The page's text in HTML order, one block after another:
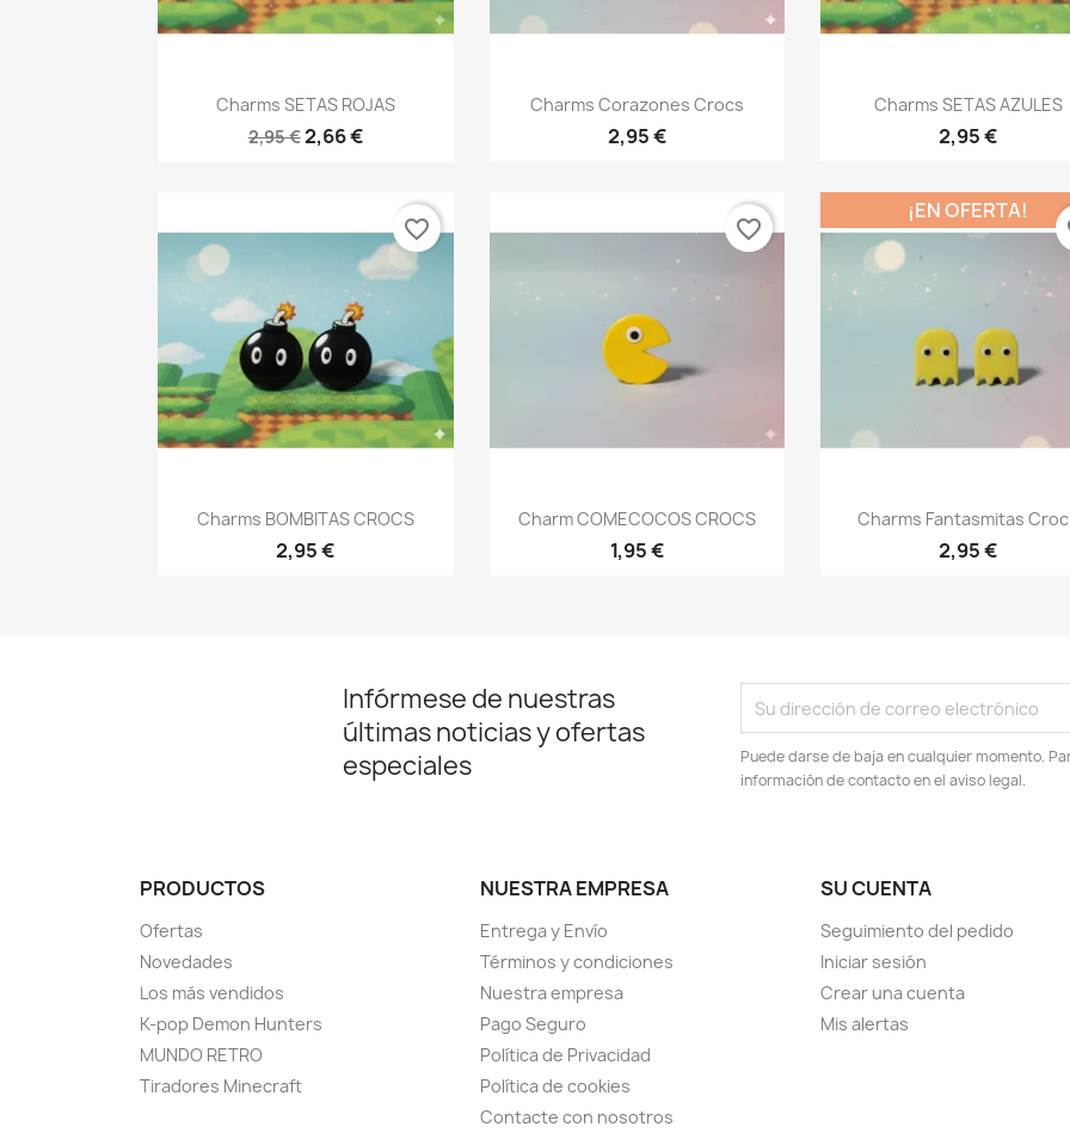
Vista rápida
Charms SETAS ROJAS
2,95 €2,66 €
Vista rápida
Charms Corazones Crocs
2,95 €
Vista rápida
Charms SETAS AZULES
2,95 €
 Vista rápida
Charms BOMBITAS CROCS
2,95 €
favorite_border
Vista rápida
Charm COMECOCOS CROCS
1,95 €
favorite_border
 Vista rápida
Charms Fantasmitas
2,95 €
¡EN OFERTA!
Infórmese de nuestras
últimas noticias y ofertas
especiales
Puede darse de baja en cualquier momento.
información de contacto en el aviso legal.
PRODUCTOS
Ofertas
Novedades
Los más vendidos
K-pop Demon Hunters
MUNDO RETRO
Tiradores Minecraft
NUESTRA EMPRESA
Entrega y Envío
Términos y condiciones
Nuestra empresa
Pago Seguro
Política de Privacidad
Política de cookies
Contacte con nosotros
SU CUENTA
Seguimiento del pedido
Iniciar sesión
Crear una cuenta
Mis alertas